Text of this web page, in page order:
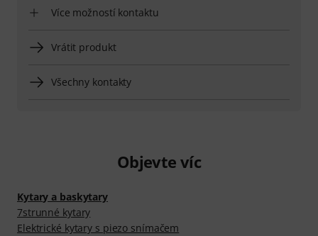
Více možností kontaktu
Vrátit produkt
Všechny kontakty
Objevte víc
Kytary a baskytary
7strunné kytary
Elektrické kytary s piezo snímačem